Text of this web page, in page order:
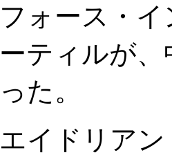
フォース・
ーティルが
った。
エイドリア